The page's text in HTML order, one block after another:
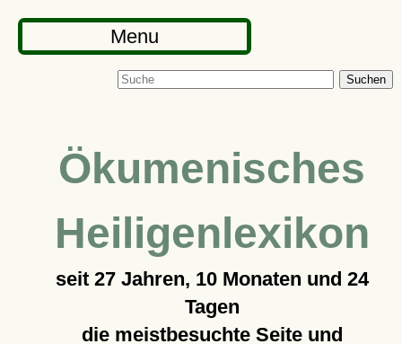
Menu
Suchen
Ökumenisches
Heiligenlexikon
seit 27 Jahren, 10 Monaten und 24
Tagen
die meistbesuchte Seite und